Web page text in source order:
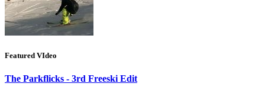
Featured VIdeo
The Parkflicks - 3rd Freeski Edit